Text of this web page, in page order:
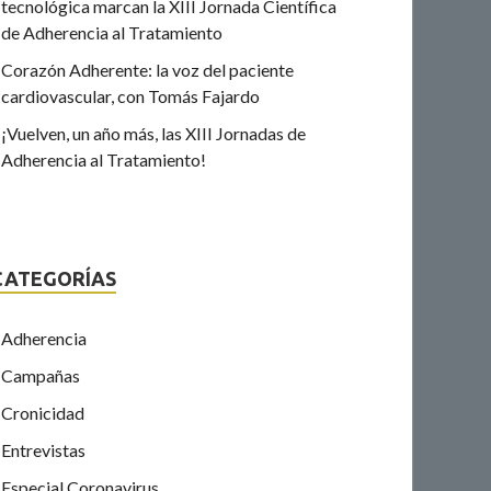
tecnológica marcan la XIII Jornada Científica
de Adherencia al Tratamiento
Corazón Adherente: la voz del paciente
cardiovascular, con Tomás Fajardo
¡Vuelven, un año más, las XIII Jornadas de
Adherencia al Tratamiento!
Adherencia
Campañas
Cronicidad
Entrevistas